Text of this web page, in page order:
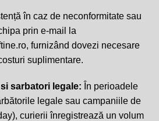
în caz de neconformitate sau
prin e-mail la
, furnizând dovezi necesare
suplimentare.
sarbatori legale: În perioadele
legale sau campaniile de
curierii înregistrează un volum